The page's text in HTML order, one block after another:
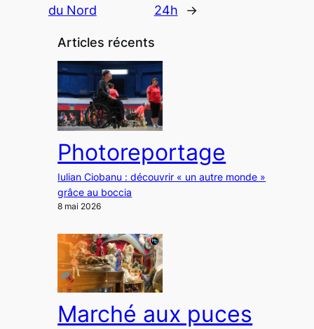
du Nord
24h
→
Articles récents
Photoreportage
Iulian Ciobanu : découvrir « un autre monde »
grâce au boccia
8 mai 2026
Marché aux puces